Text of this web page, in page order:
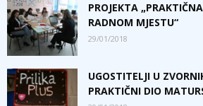
PROJEKTA
RADNOM MJESTU“
29/01/2018
UGOSTITELJI U
PRAKTIČNI DIO